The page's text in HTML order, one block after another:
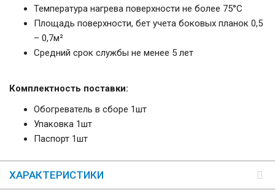
Температура нагрева поверхности не более 75°С
Площадь поверхности, бет учета боковых планок 0,5
– 0,7м²
Средний срок службы не менее 5 лет
Комплектность поставки:
Обогреватель в сборе 1шт
Упаковка 1шт
Паспорт 1шт
ХАРАКТЕРИСТИКИ